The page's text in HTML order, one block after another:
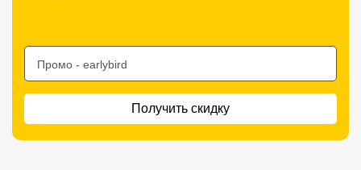
Промо - earlybird
Получить скидку